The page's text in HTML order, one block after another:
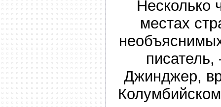
Несколько
местах
писатель,
Джинджер,